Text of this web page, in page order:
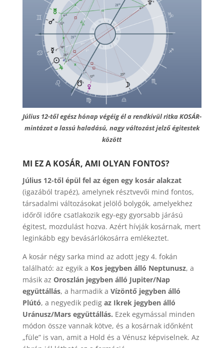
Július 12-től egész hónap végéig él a rendkívül ritka KOSÁR-
mintázat a lassú haladású, nagy változást jelző égitestek
között
MI EZ A KOSÁR, AMI OLYAN FONTOS?
Július 12-től épül fel az égen egy kosár alakzat
(igazából trapéz), amelynek résztvevői mind fontos,
társadalmi változásokat jelölő bolygók, amelyekhez
időről időre csatlakozik egy-egy gyorsabb járású
égitest, mozdulást hozva. Azért hívják kosárnak, mert
leginkább egy bevásárlókosárra emlékeztet.
A kosár négy sarka mind az adott jegy 4. fokán
található: az egyik a Kos jegyben álló Neptunusz, a
másik az Oroszlán jegyben álló Jupiter/Nap
együttállás, a harmadik a Vízöntő jegyben álló
Plútó, a negyedik pedig az Ikrek jegyben álló
Uránusz/Mars együttállás. Ezek egymással minden
módon össze vannak kötve, és a kosárnak időnként
„füle” is van, amit a Hold és a Vénusz képviselnek. Az